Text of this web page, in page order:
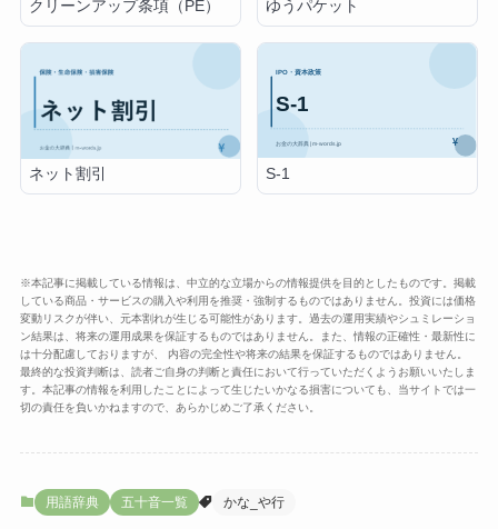
クリーンアップ条項（PE） ゆうパケット
ネット割引 S-1
※本記事に掲載している情報は、中立的な立場からの情報提供を目的としたものです。掲載
している商品・サービスの購入や利用を推奨・強制するものではありません。投資には価格
変動リスクが伴い、元本割れが生じる可能性があります。過去の運用実績やシュミレーショ
ン結果は、将来の運用成果を保証するものではありません。また、情報の正確性・最新性に
は十分配慮しておりますが、 内容の完全性や将来の結果を保証するものではありません。
最終的な投資判断は、読者ご自身の判断と責任において行っていただくようお願いいたしま
す。本記事の情報を利用したことによって生じたいかなる損害についても、当サイトでは一
切の責任を負いかねますので、あらかじめご了承ください。
用語辞典 五十音一覧 かな_や行